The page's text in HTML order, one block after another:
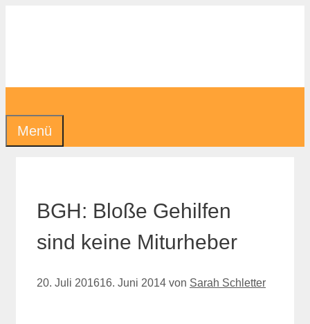
Menü
BGH: Bloße Gehilfen
sind keine Miturheber
20. Juli 201616. Juni 2014 von Sarah Schletter